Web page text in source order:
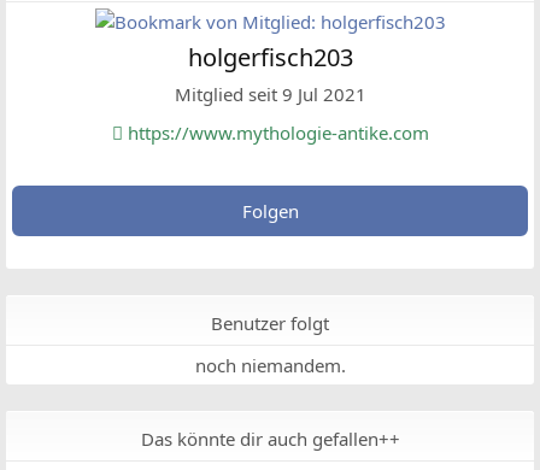
holgerfisch203
Mitglied seit 9 Jul 2021
https://www.mythologie-antike.com
Folgen
Benutzer folgt
noch niemandem.
Das könnte dir auch gefallen++